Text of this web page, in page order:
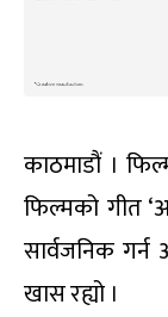
काठमाडौं ।
फिल्मको गीत
सार्वजनिक
खास रह्यो ।